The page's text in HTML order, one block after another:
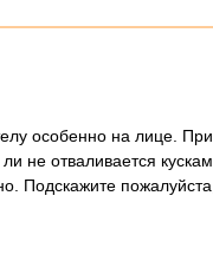
особенно на лице.
не отваливается
Подскажите